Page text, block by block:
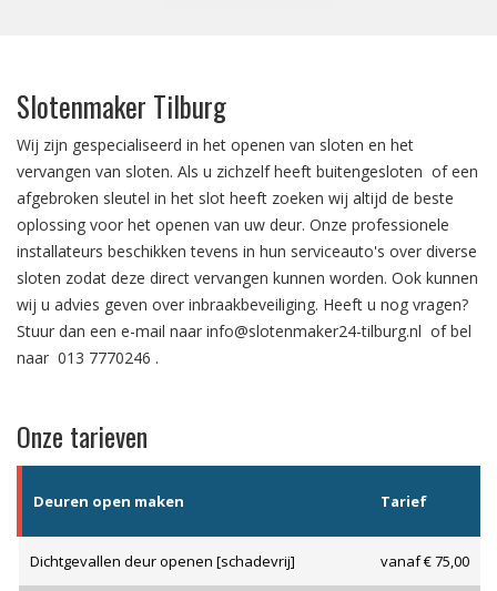
Slotenmaker Tilburg
Wij zijn gespecialiseerd in het openen van sloten en het
vervangen van sloten. Als u zichzelf heeft buitengesloten of een
afgebroken sleutel in het slot heeft zoeken wij altijd de beste
oplossing voor het openen van uw deur. Onze professionele
installateurs beschikken tevens in hun serviceauto's over diverse
sloten zodat deze direct vervangen kunnen worden. Ook kunnen
wij u advies geven over inbraakbeveiliging. Heeft u nog vragen?
Stuur dan een e-mail naar info@slotenmaker24-tilburg.nl of bel
naar 013 7770246 .
Onze tarieven
Deuren open maken Tarief
Dichtgevallen deur openen [schadevrij] vanaf € 75,00